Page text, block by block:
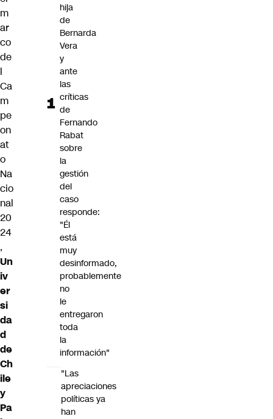
m
ar
co
de
l
Ca
m
pe
on
at
o
Na
cio
nal
20
24
,
Un
iv
er
si
da
d
de
Ch
ile
y
Pa
hija
de
Bernarda
Vera
y
ante
las
críticas
de
Fernando
Rabat
sobre
la
gestión
del
caso
responde:
"Él
está
muy
desinformado,
probablemente
no
le
entregaron
toda
la
información"
"Las
apreciaciones
políticas ya
han